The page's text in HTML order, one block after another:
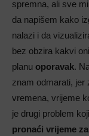
spremna, ali sve
da napišem kako
nalazi i da
bez obzira kakvi
planu oporavak.
znam odmarati, jer
vremena, vrijeme
je drugi problem
pronaći vrijeme